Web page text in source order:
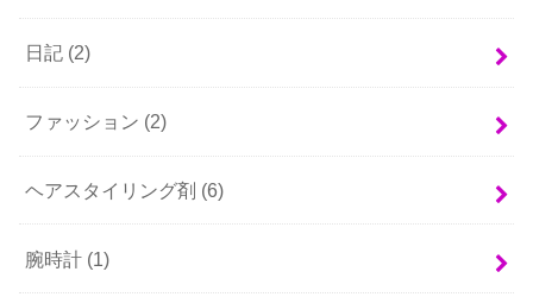
日記 (2)
ファッション (2)
ヘアスタイリング剤 (6)
腕時計 (1)